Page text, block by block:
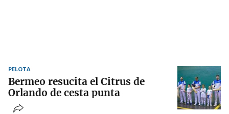
PELOTA
Bermeo resucita el Citrus de
Orlando de cesta punta